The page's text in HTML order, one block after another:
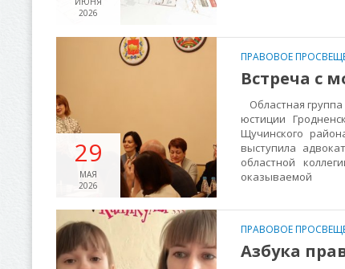
2026
29
МАЯ
2026
ПРАВОВОЕ
Встреча с
Областная
юстиции
Щучинского
выступила
областной
оказываемой
ПРАВОВОЕ
Азбука